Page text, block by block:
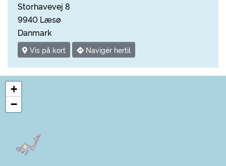
Storhavevej 8
9940 Læsø
Danmark
Vis på kort Navigér hertil
+
−